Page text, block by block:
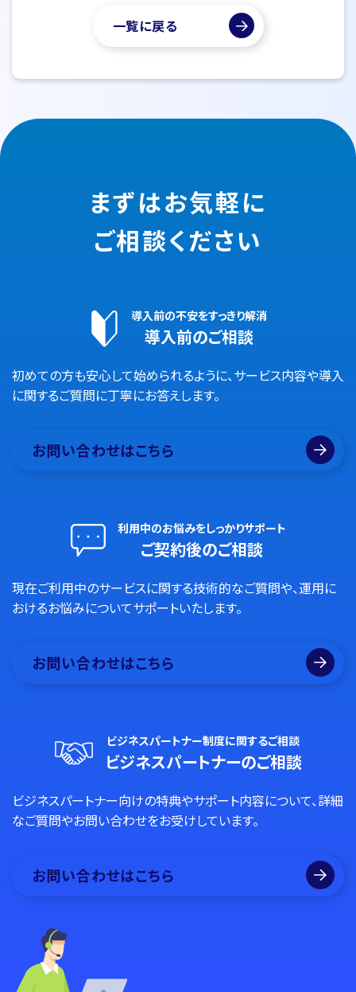
一覧に戻る
まずはお気軽に
ご相談ください
導入前の不安をすっきり解消
導入前のご相談
初めての方も安心して始められるように、サービス内容や導入
に関するご質問に丁寧にお答えします。
お問い合わせはこちら
利用中のお悩みをしっかりサポート
ご契約後のご相談
現在ご利用中のサービスに関する技術的なご質問や、運用に
おけるお悩みについてサポートいたします。
お問い合わせはこちら
ビジネスパートナー制度に関するご相談
ビジネスパートナーのご相談
ビジネスパートナー向けの特典やサポート内容について、詳細
なご質問やお問い合わせをお受けしています。
お問い合わせはこちら